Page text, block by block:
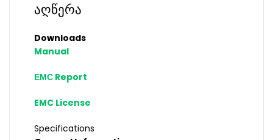
აღწერა
Downloads
Manual
ЕМС Report
EMC License
Specifications